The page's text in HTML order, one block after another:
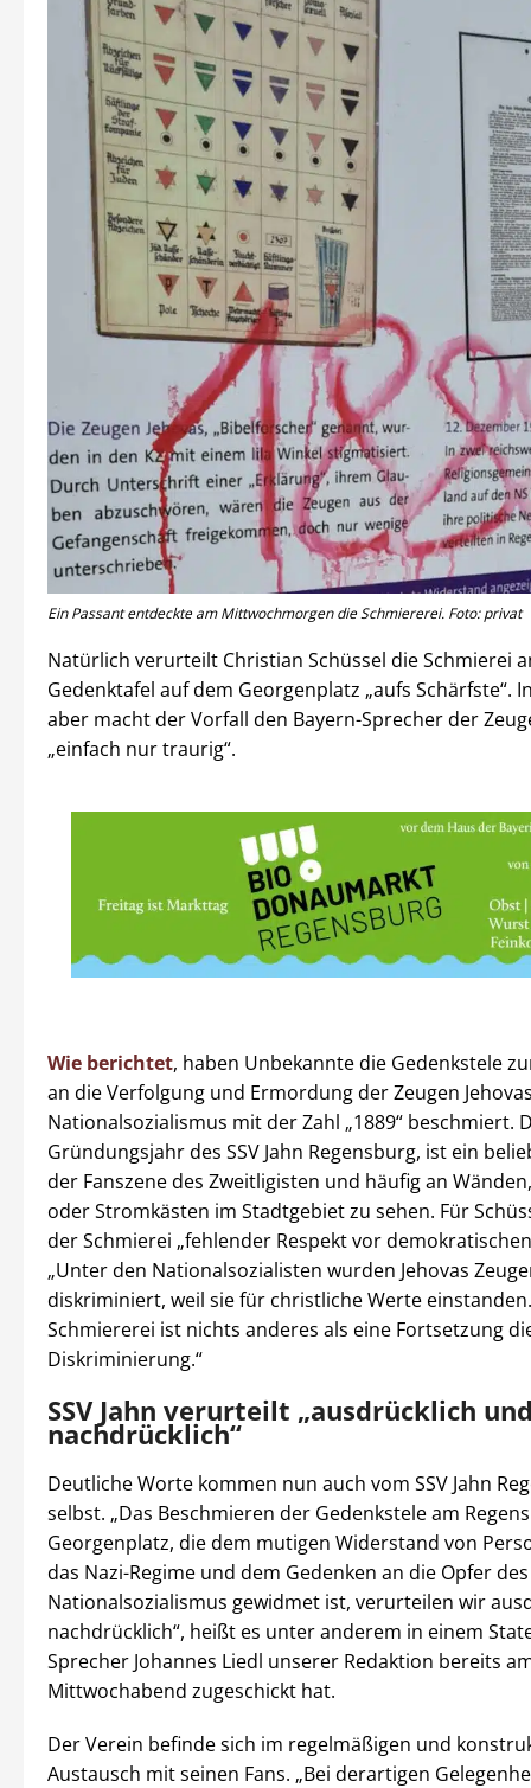
Ein Passant entdeckte am Mittwochmorgen die Schmiererei. Foto: privat
Natürlich verurteilt Christian Schüssel die Schmierei
Gedenktafel auf dem Georgenplatz „aufs Schärfste“.
aber macht der Vorfall den Bayern-Sprecher der
„einfach nur traurig“.
Wie berichtet, haben Unbekannte die Gedenkstele
an die Verfolgung und Ermordung der Zeugen
Nationalsozialismus mit der Zahl „1889“ beschmiert.
Gründungsjahr des SSV Jahn Regensburg, ist ein
der Fanszene des Zweitligisten und häufig an
oder Stromkästen im Stadtgebiet zu sehen. Für
der Schmierei „fehlender Respekt vor
„Unter den Nationalsozialisten wurden Jehovas
diskriminiert, weil sie für christliche Werte
Schmiererei ist nichts anderes als eine Fortsetzung
Diskriminierung.“
SSV Jahn verurteilt „ausdrücklich
nachdrücklich“
Deutliche Worte kommen nun auch vom SSV Jahn
selbst. „Das Beschmieren der Gedenkstele am
Georgenplatz, die dem mutigen Widerstand von
das Nazi-Regime und dem Gedenken an die Opfer des
Nationalsozialismus gewidmet ist, verurteilen wir
nachdrücklich“, heißt es unter anderem in einem
Sprecher Johannes Liedl unserer Redaktion bereits
Mittwochabend zugeschickt hat.
Der Verein befinde sich im regelmäßigen und
Austausch mit seinen Fans. „Bei derartigen